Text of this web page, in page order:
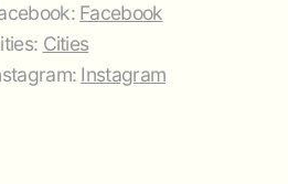
Facebook
Cities
Instagram